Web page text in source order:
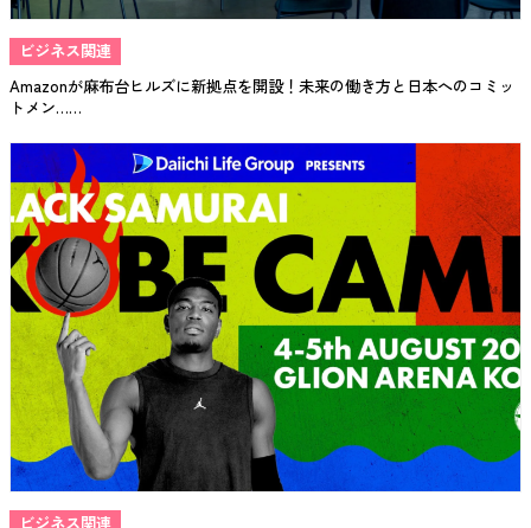
ビジネス関連
Amazonが麻布台ヒルズに新拠点を開設！未来の働き方と日本へのコミッ
トメン……
ビジネス関連